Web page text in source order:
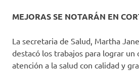
MEJORAS SE NOTARÁN EN
La secretaria de Salud, Martha
destacó los trabajos para lograr
atención a la salud con calidad y